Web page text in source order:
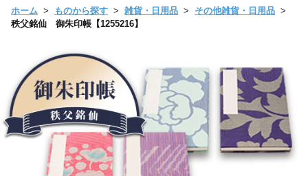
ホーム ものから探す 雑貨・日用品
その他雑貨・日用品
秩父銘仙 御朱印帳【1255216】